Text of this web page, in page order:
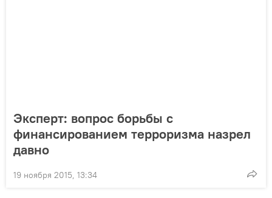
Эксперт: вопрос борьбы с
финансированием терроризма назрел
давно
19 ноября 2015, 13:34